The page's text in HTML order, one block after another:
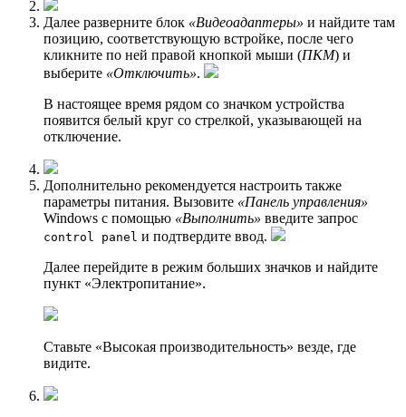
Далее разверните блок «Видеоадаптеры» и найдите там
позицию, соответствующую встройке, после чего
кликните по ней правой кнопкой мыши (ПКМ) и
выберите «Отключить».
В настоящее время рядом со значком устройства
появится белый круг со стрелкой, указывающей на
отключение.
Дополнительно рекомендуется настроить также
параметры питания. Вызовите «Панель управления»
Windows с помощью «Выполнить» введите запрос
control panel и подтвердите ввод.
Далее перейдите в режим больших значков и найдите
пункт «Электропитание».
Ставьте «Высокая производительность» везде, где
видите.